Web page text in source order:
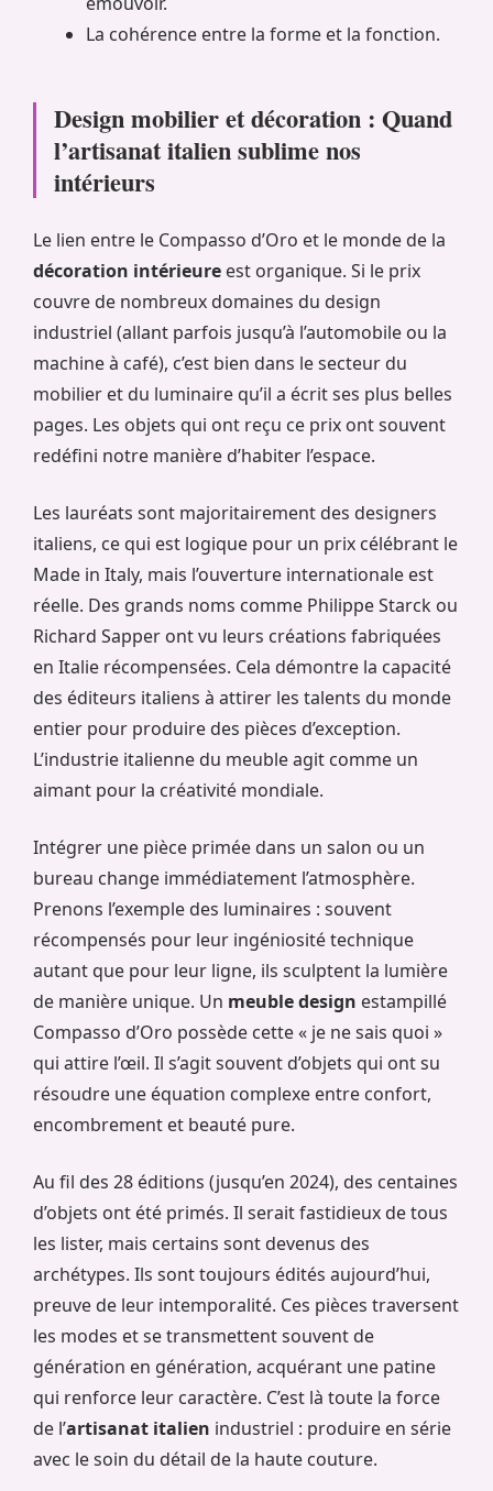
La cohérence entre la forme et la fonction.
Design mobilier et décoration : Quand
l’artisanat italien sublime nos
intérieurs
Le lien entre le Compasso d’Oro et le monde de la
décoration intérieure est organique. Si le prix
couvre de nombreux domaines du design
industriel (allant parfois jusqu’à l’automobile ou la
machine à café), c’est bien dans le secteur du
mobilier et du luminaire qu’il a écrit ses plus belles
pages. Les objets qui ont reçu ce prix ont souvent
redéfini notre manière d’habiter l’espace.
Les lauréats sont majoritairement des designers
italiens, ce qui est logique pour un prix célébrant le
Made in Italy, mais l’ouverture internationale est
réelle. Des grands noms comme Philippe Starck ou
Richard Sapper ont vu leurs créations fabriquées
en Italie récompensées. Cela démontre la capacité
des éditeurs italiens à attirer les talents du monde
entier pour produire des pièces d’exception.
L’industrie italienne du meuble agit comme un
aimant pour la créativité mondiale.
Intégrer une pièce primée dans un salon ou un
bureau change immédiatement l’atmosphère.
Prenons l’exemple des luminaires : souvent
récompensés pour leur ingéniosité technique
autant que pour leur ligne, ils sculptent la lumière
de manière unique. Un meuble design estampillé
Compasso d’Oro possède cette « je ne sais quoi »
qui attire l’œil. Il s’agit souvent d’objets qui ont su
résoudre une équation complexe entre confort,
encombrement et beauté pure.
Au fil des 28 éditions (jusqu’en 2024), des centaines
d’objets ont été primés. Il serait fastidieux de tous
les lister, mais certains sont devenus des
archétypes. Ils sont toujours édités aujourd’hui,
preuve de leur intemporalité. Ces pièces traversent
les modes et se transmettent souvent de
génération en génération, acquérant une patine
qui renforce leur caractère. C’est là toute la force
de l’artisanat italien industriel : produire en série
avec le soin du détail de la haute couture.